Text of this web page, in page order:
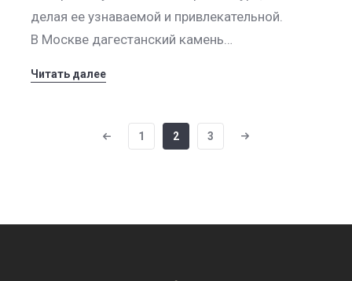
делая ее узнаваемой и привлекательной.
В Москве дагестанский камень…
Читать далее
1 2 3